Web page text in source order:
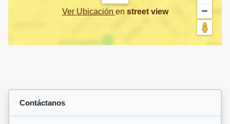
Ver Ubicación en street view
Contáctanos